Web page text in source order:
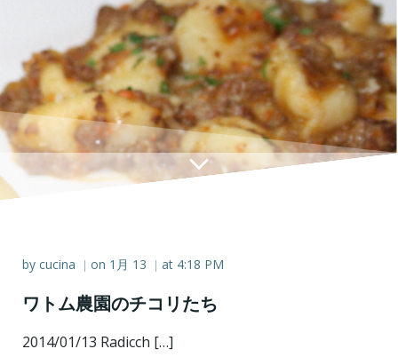
by cucina | on 1月 13 | at 4:18 PM
ワトム農園のチコリたち
2014/01/13 Radicch […]